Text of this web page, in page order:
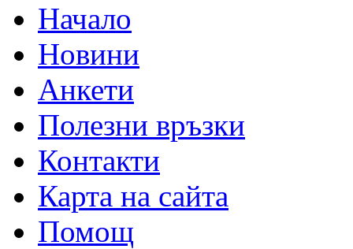
Начало
Новини
Анкети
Полезни връзки
Контакти
Карта на сайта
Помощ